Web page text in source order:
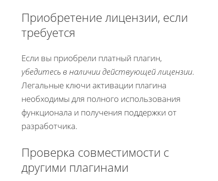
Приобретение лицензии, если
требуется
Если вы приобрели платный плагин,
убедитесь в наличии действующей лицензии.
Легальные ключи активации плагина
необходимы для полного использования
функционала и получения поддержки от
разработчика.
Проверка совместимости с
другими плагинами